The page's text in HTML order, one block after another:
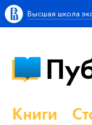
Высшая школа
Книги